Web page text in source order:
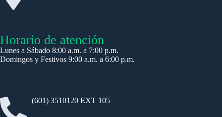
Horario de atención
Lunes a Sábado 8:00 a.m. a 7:00 p.m.
Domingos y Festivos 9:00 a.m. a 6:00 p.m.
(601) 3510120 EXT 105